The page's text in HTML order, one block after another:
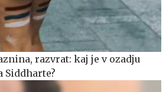
razvrat: kaj je v ozadju
Siddharte?